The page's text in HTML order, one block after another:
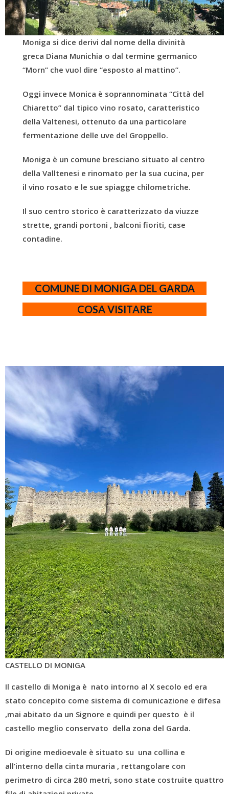
Moniga si dice derivi dal nome della divinità
greca Diana Munichia o dal termine germanico
“Morn” che vuol dire “esposto al mattino”.
Oggi invece Monica è soprannominata “Città del
Chiaretto” dal tipico vino rosato, caratteristico
della Valtenesi, ottenuto da una particolare
fermentazione delle uve del Groppello.
Moniga è un comune bresciano situato al centro
della Valltenesi e rinomato per la sua cucina, per
il vino rosato e le sue spiagge chilometriche.
Il suo centro storico è caratterizzato da viuzze
strette, grandi portoni , balconi fioriti, case
contadine.
COMUNE DI MONIGA DEL GARDA
COSA VISITARE
CASTELLO DI MONIGA
Il castello di Moniga è nato intorno al X secolo ed era
stato concepito come sistema di comunicazione e difesa
,mai abitato da un Signore e quindi per questo è il
castello meglio conservato della zona del Garda.
Di origine medioevale è situato su una collina e
all’interno della cinta muraria , rettangolare con
perimetro di circa 280 metri, sono state costruite quattro